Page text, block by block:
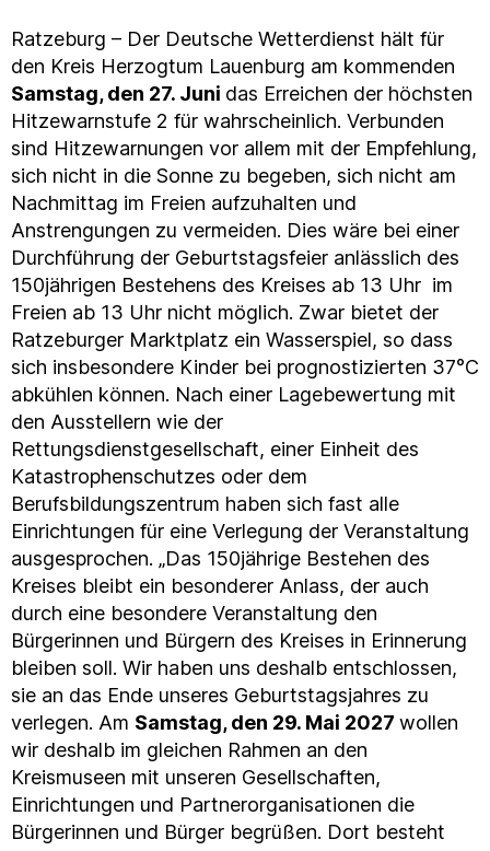
Ratzeburg – Der Deutsche Wetterdienst hält für
den Kreis Herzogtum Lauenburg am kommenden
Samstag, den 27. Juni das Erreichen der höchsten
Hitzewarnstufe 2 für wahrscheinlich. Verbunden
sind Hitzewarnungen vor allem mit der Empfehlung,
sich nicht in die Sonne zu begeben, sich nicht am
Nachmittag im Freien aufzuhalten und
Anstrengungen zu vermeiden. Dies wäre bei einer
Durchführung der Geburtstagsfeier anlässlich des
150jährigen Bestehens des Kreises ab 13 Uhr im
Freien ab 13 Uhr nicht möglich. Zwar bietet der
Ratzeburger Marktplatz ein Wasserspiel, so dass
sich insbesondere Kinder bei prognostizierten 37°C
abkühlen können. Nach einer Lagebewertung mit
den Ausstellern wie der
Rettungsdienstgesellschaft, einer Einheit des
Katastrophenschutzes oder dem
Berufsbildungszentrum haben sich fast alle
Einrichtungen für eine Verlegung der Veranstaltung
ausgesprochen. „Das 150jährige Bestehen des
Kreises bleibt ein besonderer Anlass, der auch
durch eine besondere Veranstaltung den
Bürgerinnen und Bürgern des Kreises in Erinnerung
bleiben soll. Wir haben uns deshalb entschlossen,
sie an das Ende unseres Geburtstagsjahres zu
verlegen. Am Samstag, den 29. Mai 2027 wollen
wir deshalb im gleichen Rahmen an den
Kreismuseen mit unseren Gesellschaften,
Einrichtungen und Partnerorganisationen die
Bürgerinnen und Bürger begrüßen. Dort besteht